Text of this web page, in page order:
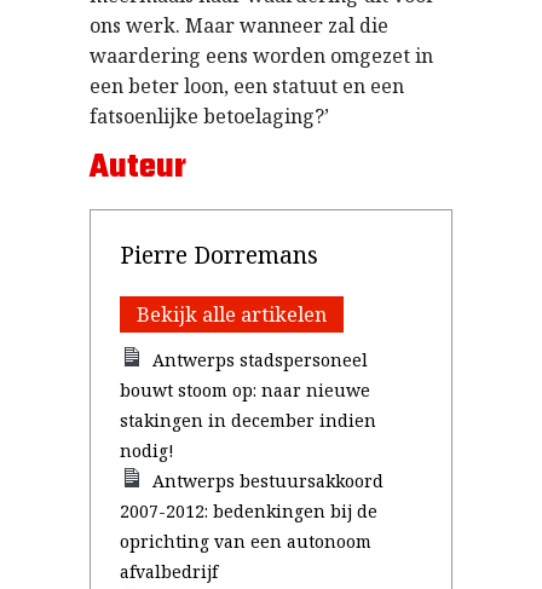
ons werk. Maar wanneer zal die
waardering eens worden omgezet in
een beter loon, een statuut en een
fatsoenlijke betoelaging?’
Auteur
Pierre Dorremans
Bekijk alle artikelen
Antwerps stadspersoneel
bouwt stoom op: naar nieuwe
stakingen in december indien
nodig!
Antwerps bestuursakkoord
2007-2012: bedenkingen bij de
oprichting van een autonoom
afvalbedrijf